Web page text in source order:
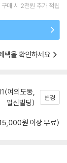
매 시 2천원 추가 적립
택을 확인하세요
여의도동,
일신빌딩)
변경
원 이상 무료)